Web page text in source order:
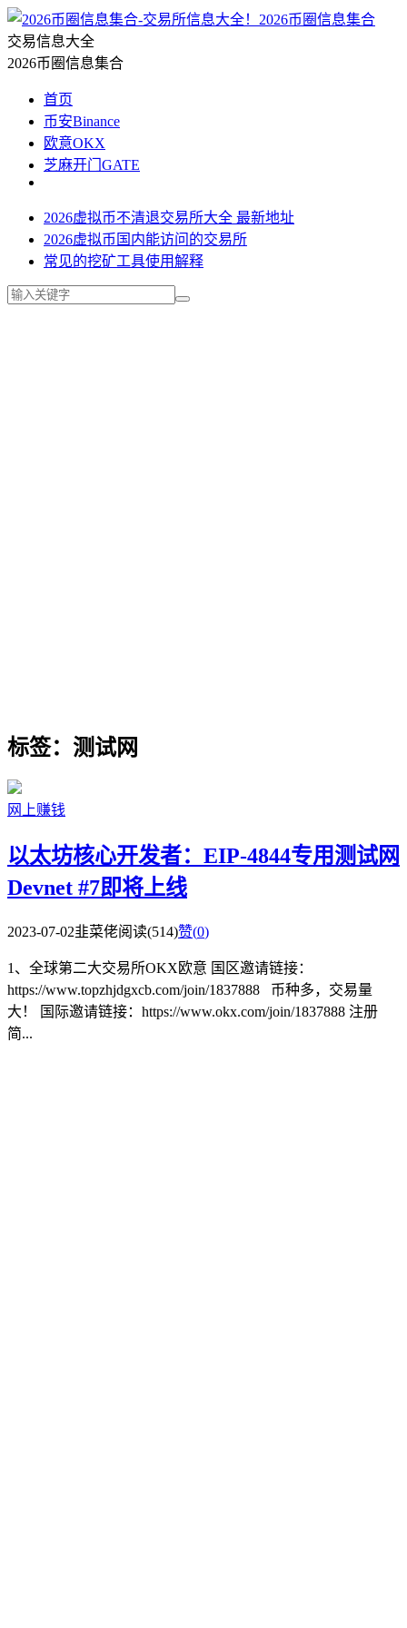
2026币圈信息集合
交易信息大全
2026币圈信息集合
首页
币安Binance
欧意OKX
芝麻开门GATE
2026虚拟币不清退交易所大全 最新地址
2026虚拟币国内能访问的交易所
常见的挖矿工具使用解释
标签：测试网
网上赚钱
以太坊核心开发者：EIP-4844专用测试网
Devnet #7即将上线
2023-07-02韭菜佬阅读(514)赞(0)
1、全球第二大交易所OKX欧意 国区邀请链接：
https://www.topzhjdgxcb.com/join/1837888 币种多，交易量
大！ 国际邀请链接：https://www.okx.com/join/1837888 注册
简...